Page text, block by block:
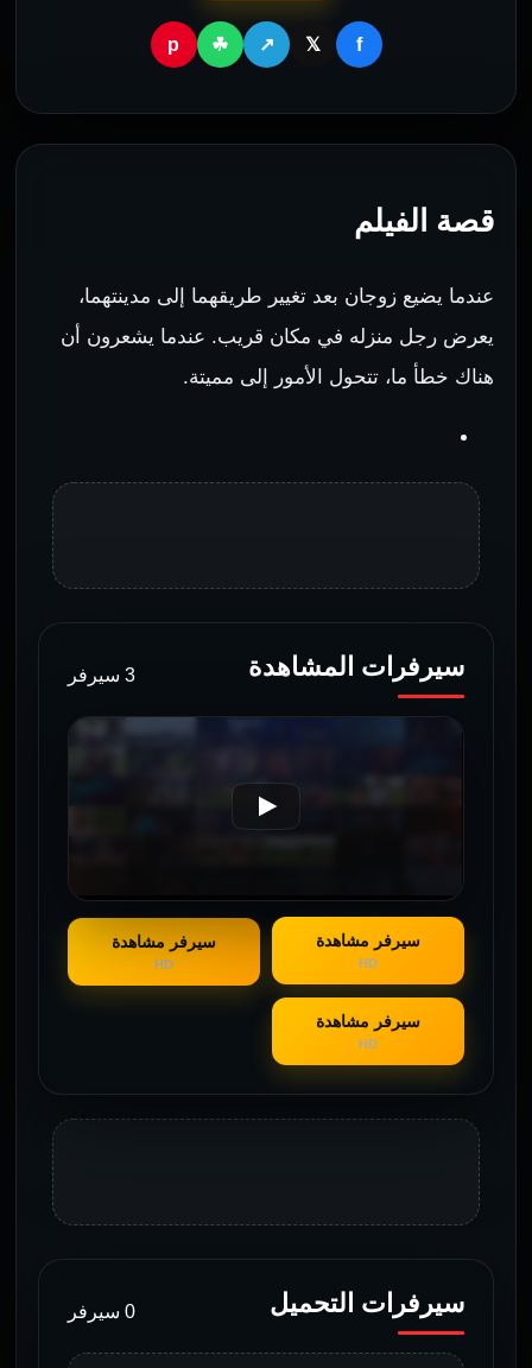
f
𝕏
↗
☘
p
قصة الفيلم
عندما يضيع زوجان بعد تغيير طريقهما إلى مدينتهما،
يعرض رجل منزله في مكان قريب. عندما يشعرون أن
هناك خطأ ما، تتحول الأمور إلى مميتة.
سيرفرات المشاهدة 3 سيرفر
سيرفر مشاهدة
HD
سيرفر مشاهدة
HD
سيرفر مشاهدة
HD
سيرفرات التحميل 0 سيرفر